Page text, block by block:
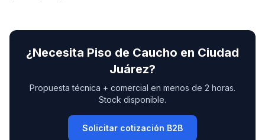
¿Necesita Piso de Caucho en Ciudad
Juárez?
Propuesta técnica + comercial en menos de 2 horas.
Stock disponible.
Solicitar cotización B2B